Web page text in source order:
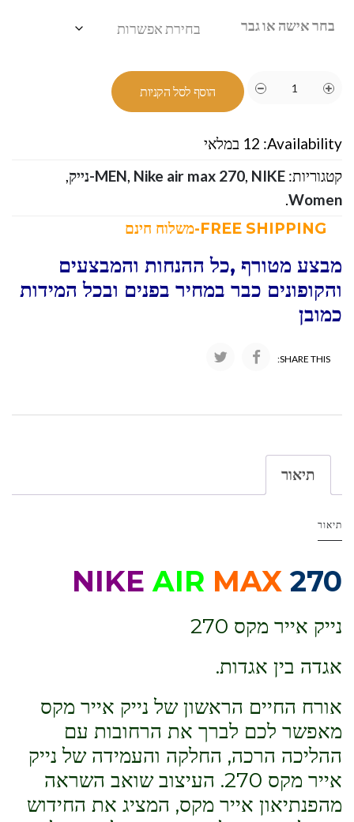
בחר אישה או גבר
הוסף לסל הקניות
Availability: 12 במלאי
קטגוריות:
MEN, Nike air max 270, NIKE-נייק
,
Women
.
מבצע מטורף ,כל ההנחות והמבצעים
והקופונים כבר במחיר בפנים ובכל המידות
כמובן
SHARE THIS:
תיאור
תיאור
NIKE AIR MAX 270
נייק אייר מקס 270
אגדה בין אגדות.
אורח החיים הראשון של נייק אייר מקס
מאפשר לכם לברך את הרחובות עם
ההליכה הרכה, החלקה והעמידה של נייק
אייר מקס 270. העיצוב שואב השראה
מהפנתיאון אייר מקס, המציג את החידוש